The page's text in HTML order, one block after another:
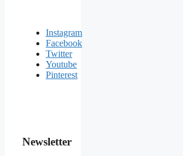
Instagram
Facebook
Twitter
Youtube
Pinterest
Newsletter